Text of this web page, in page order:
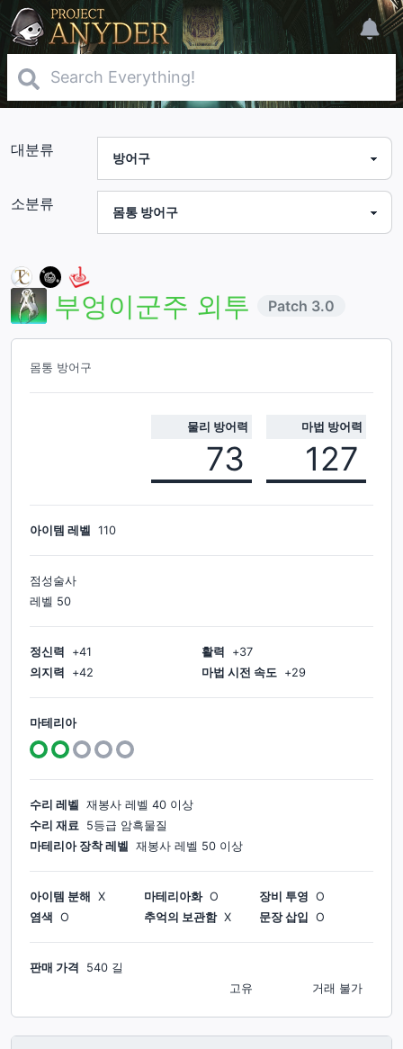
대분류
소분류
부엉이군주 외투 Patch 3.0
몸통 방어구
물리 방어력
73
마법 방어력
127
아이템 레벨 110
점성술사
레벨 50
정신력 +41 활력 +37
의지력
+42 마법 시전 속도 +29
마테리아
수리 레벨 재봉사 레벨 40 이상
수리 재료 5등급 암흑물질
마테리아 장착 레벨
재봉사 레벨 50 이상
아이템 분해 X 마테리아화 O 장비 투영 O
염색
O 추억의 보관함 X 문장 삽입 O
판매 가격
540 길
거래 불가
고유